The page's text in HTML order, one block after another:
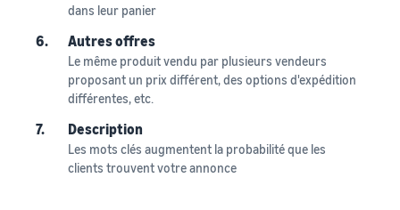
dans leur panier
6. Autres offres
Le même produit vendu par plusieurs vendeurs
proposant un prix différent, des options d'expédition
différentes, etc.
7. Description
Les mots clés augmentent la probabilité que les
clients trouvent votre annonce